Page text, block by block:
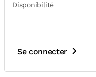
Disponibilité
Se connecter